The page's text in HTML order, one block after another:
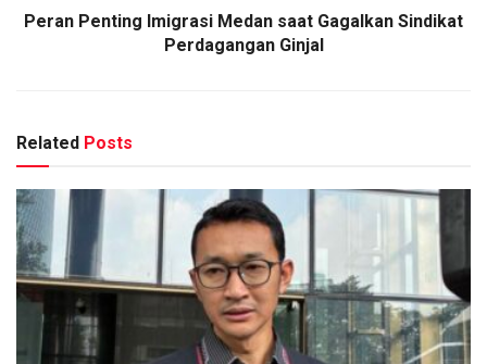
Peran Penting Imigrasi Medan saat Gagalkan Sindikat
Perdagangan Ginjal
Related Posts